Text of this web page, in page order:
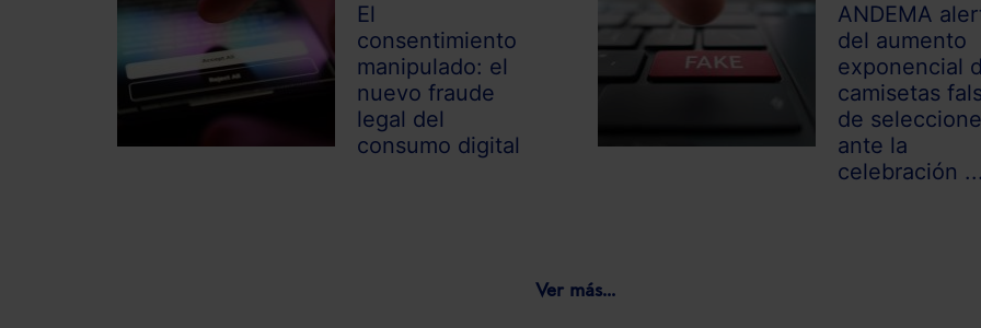
El
consentimiento
manipulado: el
nuevo fraude
legal del
consumo digital
ANDEMA
del aumento
exponencial
camisetas
de
ante la
celebración ...
Ver más...